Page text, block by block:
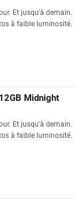
Et jusqu'à demain.
à faible luminosité.
Midnight
Et jusqu'à demain.
à faible luminosité.